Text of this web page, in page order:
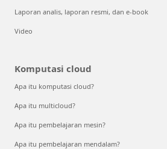
Laporan analis, laporan resmi, dan e-book
Video
Komputasi cloud
Apa itu komputasi cloud?
Apa itu multicloud?
Apa itu pembelajaran mesin?
Apa itu pembelajaran mendalam?